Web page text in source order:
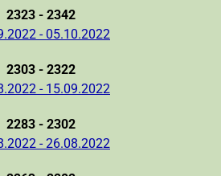
2323 - 2342
- 05.10.2022
2303 - 2322
- 15.09.2022
2283 - 2302
- 26.08.2022